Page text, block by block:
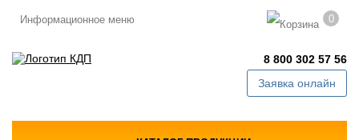
Информационное меню 0
8 800 302 57 56
Заявка онлайн